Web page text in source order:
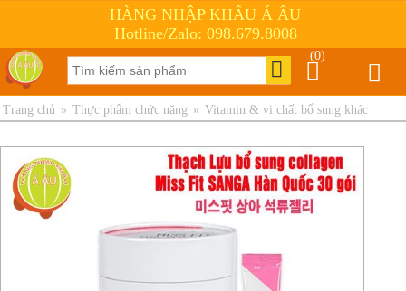
HÀNG NHẬP KHẨU Á ÂU
Hotline/Zalo: 098.679.8008
(0)
Trang chủ » Thực phẩm chức năng » Vitamin & vi chất bổ sung khác